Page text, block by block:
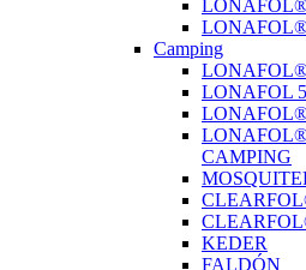
LONAFOL®
Camping
LONAFOL
LONAFOL®
CAMPING
KEDER
FALDÓN